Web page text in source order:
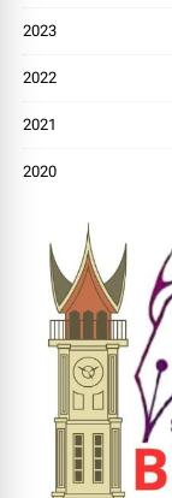
2023
2022
2021
2020